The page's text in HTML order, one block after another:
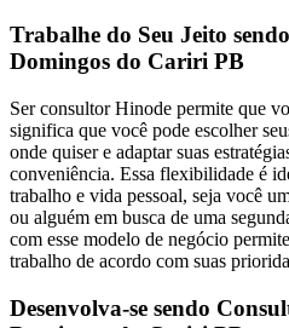
Trabalhe do Seu Jeito
Domingos do Cariri PB
Ser consultor Hinode permite que
significa que você pode escolher
onde quiser e adaptar suas
conveniência. Essa flexibilidade é
trabalho e vida pessoal, seja você
ou alguém em busca de uma
com esse modelo de negócio
trabalho de acordo com suas
Desenvolva-se sendo